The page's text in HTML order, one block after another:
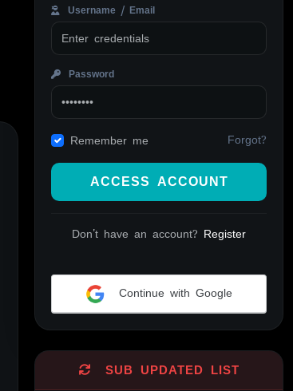
Username / Email
Password
Remember me Forgot?
ACCESS ACCOUNT
Don't have an account? Register
Continue with Google
SUB UPDATED LIST